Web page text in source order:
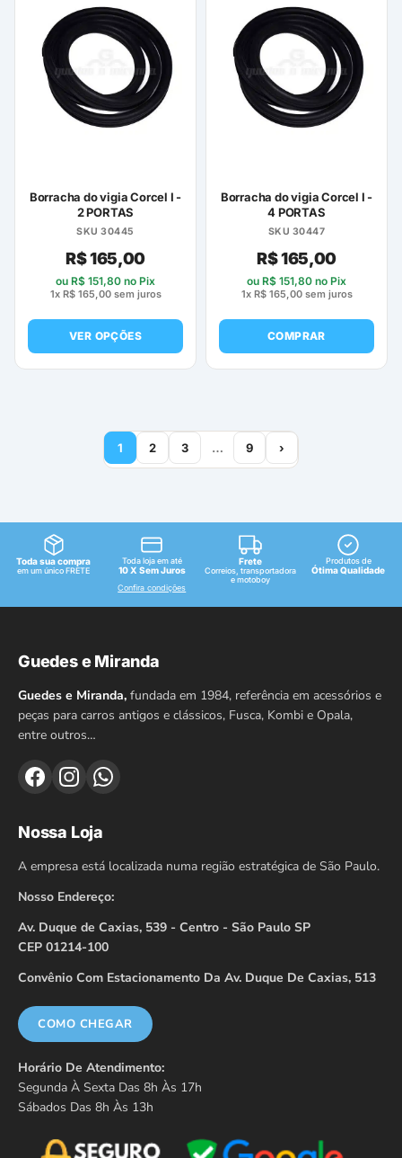
Borracha do vigia Corcel I -
2 PORTAS
SKU 30445
R$165,00
ou R$ 151,80 no Pix
1x R$165,00sem juros
VER OPÇÕES
Este
várias
variantes.
As
escolhidas
na
página
Borracha do vigia Corcel I -
4 PORTAS
SKU 30447
R$165,00
ou R$ 151,80 no Pix
1x R$165,00sem juros
COMPRAR
1 2 3 … 9 ›
Toda sua compra
em um único FRETE
Toda loja em até
10 X Sem Juros
Confira condições
Frete
Correios, transportadora
e motoboy
Produtos de
Ótima Qualidade
Guedes e Miranda
Guedes e Miranda, fundada em 1984, referência em acessórios e
peças para carros antigos e clássicos, Fusca, Kombi e Opala,
entre outros…
Nossa Loja
A empresa está localizada numa região estratégica de São Paulo.
Nosso Endereço:
Av. Duque de Caxias, 539 - Centro - São Paulo SP
CEP 01214-100
Convênio Com Estacionamento Da Av. Duque De Caxias, 513
COMO CHEGAR
Horário De Atendimento:
Segunda À Sexta Das 8h Às 17h
Sábados Das 8h Às 13h